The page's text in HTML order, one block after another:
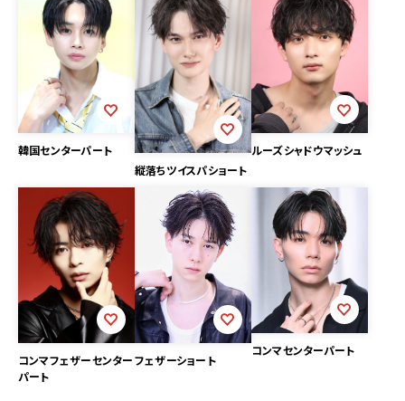
韓国センターパート
縦落ちツイスパショート
ルーズシャドウマッシュ
コンマフェザーセンター
パート
フェザーショート
コンマセンターパート